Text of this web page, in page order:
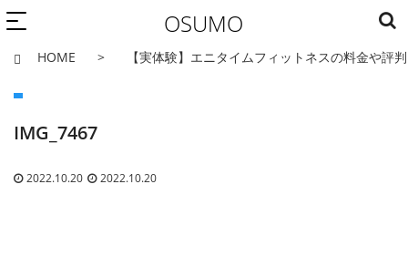
OSUMO
HOME 【実体験】エニタイムフィットネスの料金や評
IMG_7467
2022.10.20 2022.10.20